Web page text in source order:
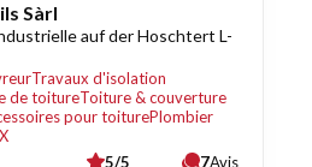
Sàrl
auf der Hoschtert L-
Travaux d'isolation
de toitureToiture & couverture
pour toiturePlombier
5/5 7Avis